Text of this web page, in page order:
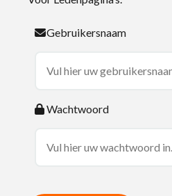
Gebruikersnaam
Wachtwoord